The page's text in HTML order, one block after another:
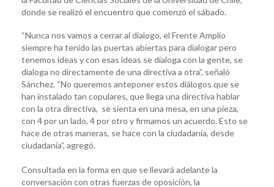
donde se realizó el encuentro que comenzó el sábado.
“Nunca nos vamos a cerrar al dialogo, el Frente Amplio
siempre ha tenido las puertas abiertas para dialogar pero
tenemos ideas y con esas ideas se dialoga con la gente, se
dialoga no directamente de una directiva a otra”, señaló
Sánchez. “No queremos anteponer estos diálogos que se
han instalado tan copulares, que llega una directiva hablar
con la otra directiva, se sienta en una mesa, en una pieza,
con 4 por un lado, 4 por otro y firmamos un acuerdo. Esto se
hace de otras maneras, se hace con la ciudadanía, desde
ciudadanía”, agregó.
Consultada en la forma en que se llevará adelante la
conversación con otras fuerzas de oposición, la